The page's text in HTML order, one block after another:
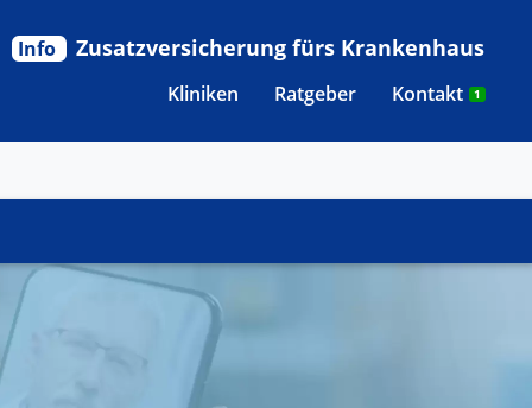
Kliniken Ratgeber Kontakt 1
Info Zusatzversicherung fürs Krankenhaus